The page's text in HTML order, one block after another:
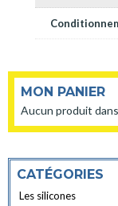
MON PANIER
Aucun produit
CATÉGORIES
Les silicones